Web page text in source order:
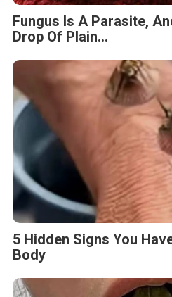
Fungus Is A Parasite,
Drop Of Plain...
5 Hidden Signs You
Body